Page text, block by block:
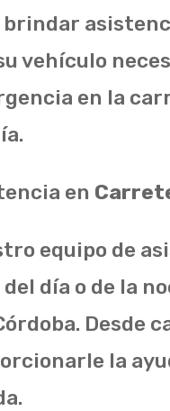
vehículo
en la
en
equipo de
del día o de la
Desde
la